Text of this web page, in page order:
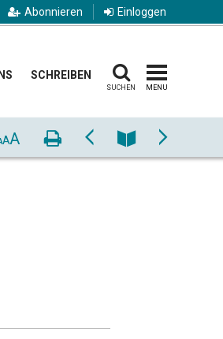
Abonnieren Einloggen
SCHREIBEN
SUCHEN MENU
AA DruckenZurück NummerVor